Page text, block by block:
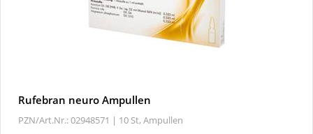
Rufebran neuro Ampullen
PZN/Art.Nr.: 02948571 | 10 St, Ampullen